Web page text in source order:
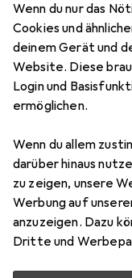
Wenn du nur das
Cookies und
deinem Gerät und
Website. Diese
Login und
ermöglichen.
Wenn du allem
darüber hinaus
zu zeigen, unsere
Werbung auf
anzuzeigen. Dazu
Dritte und
Zubehör für
Hier findest du
HIM406.
Relevanz
Produktliste